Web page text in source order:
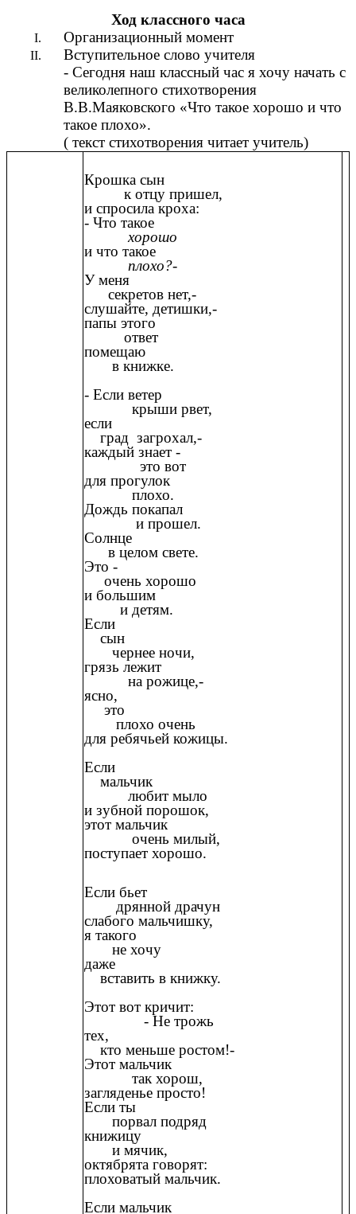
Ход классного часа
Организационный момент
Вступительное слово учителя
- Сегодня наш классный час я хочу начать с
великолепного стихотворения
В.В.Маяковского «Что такое хорошо и что
такое плохо».
( текст стихотворения читает учитель)
Крошка сын
к отцу пришел,
и спросила кроха:
- Что такое
хорошо
и что такое
плохо?-
У меня
секретов нет,-
слушайте, детишки,-
папы этого
ответ
помещаю
в книжке.
- Если ветер
крыши рвет,
если
град загрохал,-
каждый знает -
это вот
для прогулок
плохо.
Дождь покапал
и прошел.
Солнце
в целом свете.
Это -
очень хорошо
и большим
и детям.
Если
сын
чернее ночи,
грязь лежит
на рожице,-
ясно,
это
плохо очень
для ребячьей кожицы.
Если
мальчик
любит мыло
и зубной порошок,
этот мальчик
очень милый,
поступает хорошо.
Если бьет
дрянной драчун
слабого мальчишку,
я такого
не хочу
даже
вставить в книжку.
Этот вот кричит:
- Не трожь
тех,
кто меньше ростом!-
Этот мальчик
так хорош,
загляденье просто!
Если ты
порвал подряд
книжицу
и мячик,
октябрята говорят:
плоховатый мальчик.
Если мальчик